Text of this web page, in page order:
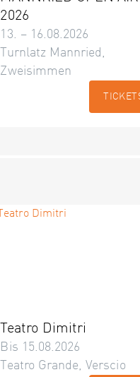
2026
13. – 16.08.2026
Turnlatz Mannried,
Zweisimmen
Teatro Dimitri
Bis 15.08.2026
Teatro Grande, Verscio